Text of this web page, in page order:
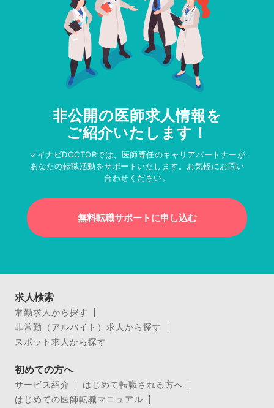
非公開の医師求人情報を
ご紹介いたします！
マイナビDOCTORでは、医師専任のキャリアパートナーが
あなたの転職活動をサポートいたします。お気軽にお問い
合わせください。
無料転職サポートに申し込む
求人検索
常勤求人から探す
非常勤（アルバイト）求人から探す
スポット求人から探す
初めての方へ
サービス紹介
はじめて転職される方へ
はじめての医師転職マニュアル